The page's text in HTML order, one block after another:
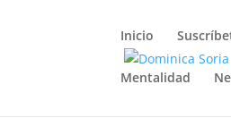
Inicio
Mentalidad